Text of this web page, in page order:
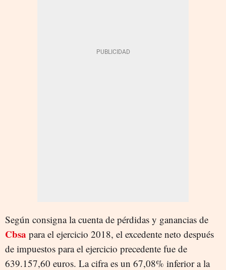
Según consigna la cuenta de pérdidas y ganancias de
Cbsa para el ejercicio 2018, el excedente neto después
de impuestos para el ejercicio precedente fue de
639.157,60 euros. La cifra es un 67,08% inferior a la